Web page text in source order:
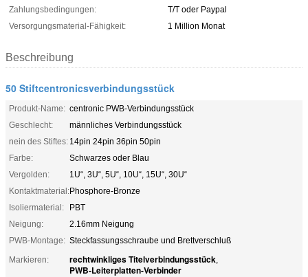
Zahlungsbedingungen:
T/T oder Paypal
Versorgungsmaterial-Fähigkeit:
1 Million Monat
Beschreibung
50 Stiftcentronicsverbindungsstück
Produkt-Name: centronic PWB-Verbindungsstück
Geschlecht:
männliches Verbindungsstück
nein des Stiftes: 14pin 24pin 36pin 50pin
Farbe:
Schwarzes oder Blau
Vergolden:
1U“, 3U“, 5U“, 10U“, 15U“, 30U“
Kontaktmaterial:Phosphore-Bronze
Isoliermaterial:
PBT
Neigung:
2.16mm Neigung
PWB-Montage: Steckfassungsschraube und Brettverschluß
Markieren:
rechtwinkliges Titelverbindungsstück,
PWB-Leiterplatten-Verbinder